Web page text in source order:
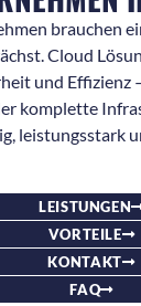
brauchen
Cloud
und Effizienz
komplette
leistungsstark
LEISTUNGEN
VORTEILE
KONTAKT
FAQ